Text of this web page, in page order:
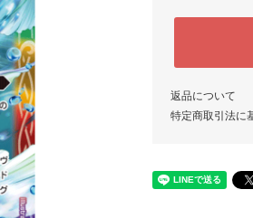
返品について
特定商取引法に